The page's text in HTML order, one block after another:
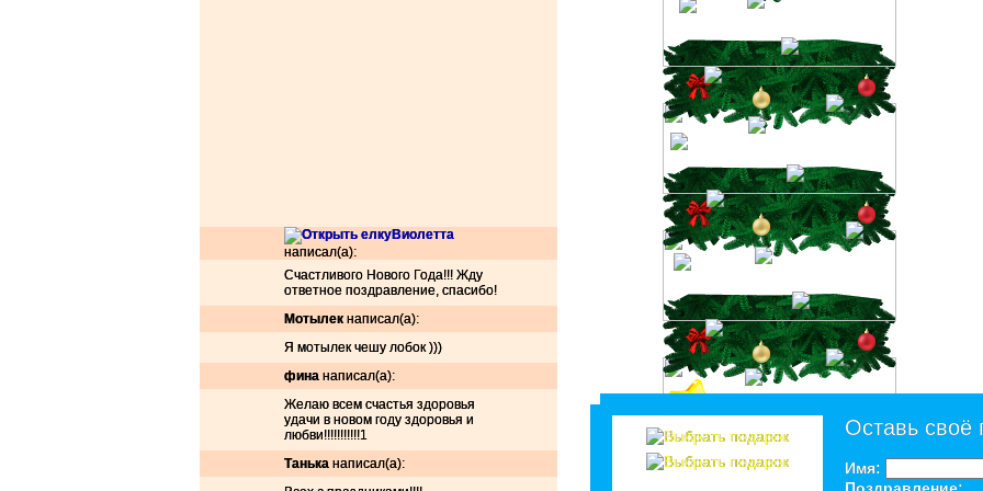
Виолетта
написал(а):
Счастливого Нового Года!!! Жду
ответное поздравление, спасибо!
Мотылек написал(а):
Я мотылек чешу лобок )))
фина написал(а):
Желаю всем счастья здоровья
удачи в новом году здоровья и
любви!!!!!!!!!!!1
Танька написал(а):
Оставь своё
Имя: